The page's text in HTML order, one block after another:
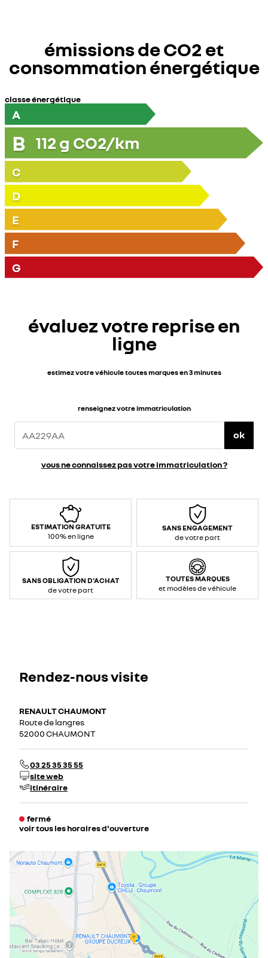
émissions de CO2 et
consommation énergétique
classe énergétique
A
B 112 g CO2/km
C
D
E
F
G
évaluez votre reprise en
ligne
estimez votre véhicule toutes marques en 3 minutes
renseignez votre immatriculation
ok
vous ne connaissez pas votre immatriculation ?
ESTIMATION GRATUITE
100% en ligne
SANS ENGAGEMENT
de votre part
SANS OBLIGATION D'ACHAT
de votre part
TOUTES MARQUES
et modèles de véhicule
Rendez-nous visite
RENAULT CHAUMONT
Route de langres
52000 CHAUMONT
03 25 35 35 55
site web
itinéraire
fermé
voir tous les horaires d'ouverture
mardi
08:00 - 12:0014:00 - 18:00
mercredi
08:00 - 12:0014:00 - 18:00
08:00 - 12:00
vendredi
08:00 - 12:00
samedi
09:00 - 12:00
dimanche